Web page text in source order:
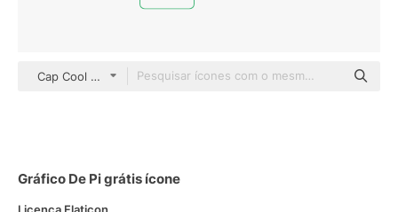
Cap Cool black outline
Gráfico De Pi grátis ícone